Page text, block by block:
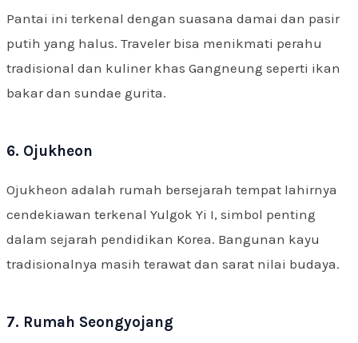
Pantai ini terkenal dengan suasana damai dan pasir
putih yang halus. Traveler bisa menikmati perahu
tradisional dan kuliner khas Gangneung seperti ikan
bakar dan sundae gurita.
6. Ojukheon
Ojukheon adalah rumah bersejarah tempat lahirnya
cendekiawan terkenal Yulgok Yi I, simbol penting
dalam sejarah pendidikan Korea. Bangunan kayu
tradisionalnya masih terawat dan sarat nilai budaya.
7. Rumah Seongyojang